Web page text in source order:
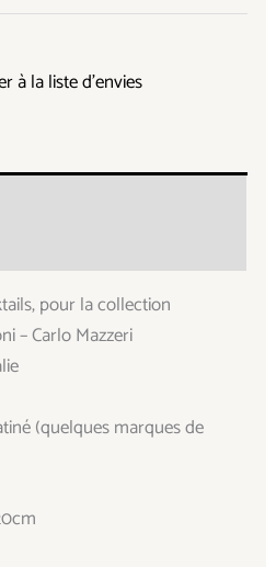
à la liste d’envies
pour la collection
– Carlo Mazzeri
(quelques marques de